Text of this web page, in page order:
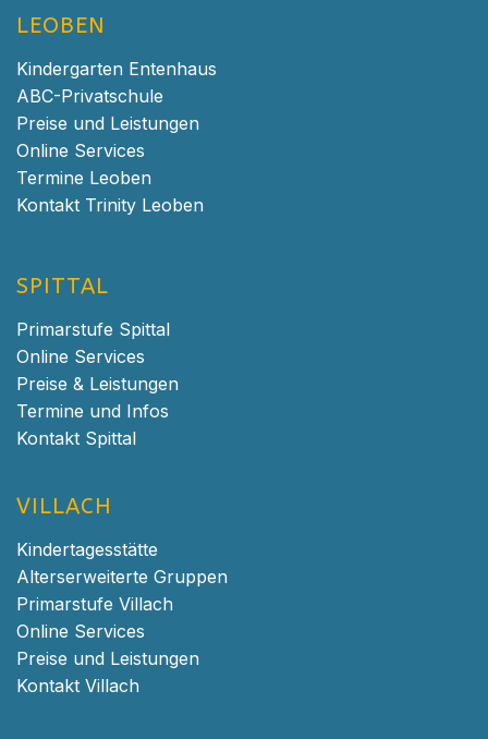
LEOBEN
Kindergarten Entenhaus
ABC-Privatschule
Preise und Leistungen
Online Services
Termine Leoben
Kontakt Trinity Leoben
SPITTAL
Primarstufe Spittal
Online Services
Preise & Leistungen
Termine und Infos
Kontakt Spittal
VILLACH
Kindertagesstätte
Alterserweiterte Gruppen
Primarstufe Villach
Online Services
Preise und Leistungen
Kontakt Villach